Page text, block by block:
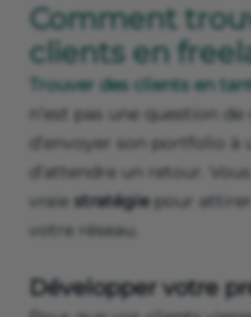
Comment
clients en
Trouver des clients en
n’est pas une question
d’envoyer son portfolio à
d’attendre un retour.
vraie stratégiepour attirer
votre réseau.
Développer votre